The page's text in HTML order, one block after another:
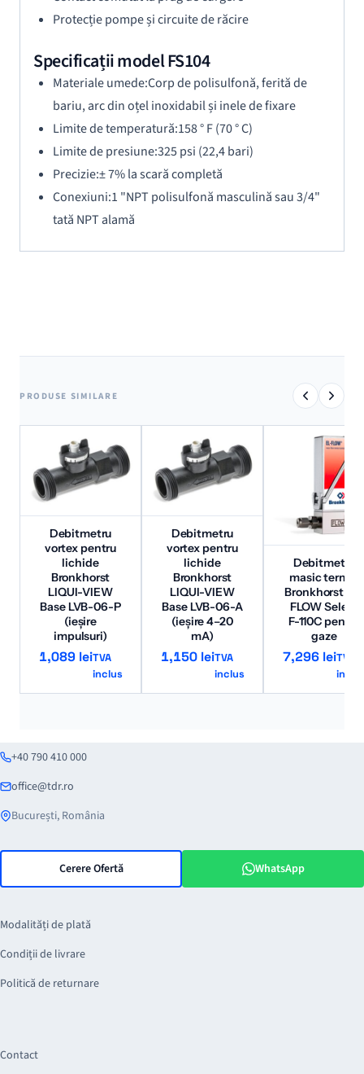
Protecție pompe și circuite de răcire
Specificații model FS104
Materiale umede:Corp de polisulfonă, ferită de
bariu, arc din oțel inoxidabil și inele de fixare
Limite de temperatură:158 ° F (70 ° C)
Limite de presiune:325 psi (22,4 bari)
Precizie:± 7% la scară completă
Conexiuni:1 "NPT polisulfonă masculină sau 3/4"
tată NPT alamă
PRODUSE SIMILARE
Debitmetru
vortex pentru
lichide
Bronkhorst
LIQUI-VIEW
Base LVB-06-P
(ieșire
impulsuri)
1,089 leiTVA
inclus
Debitmetru
vortex pentru
lichide
Bronkhorst
LIQUI-VIEW
Base LVB-06-A
(ieșire 4–20
mA)
1,150 leiTVA
inclus
Debitmetru
masic termic
Bronkhorst EL-
FLOW Select
F-110C pentru
gaze
7,296 leiTVA
+40 790 410 000
office@tdr.ro
București, România
Cerere Ofertă WhatsApp
Modalități de plată
Condiții de livrare
Politică de returnare
Contact